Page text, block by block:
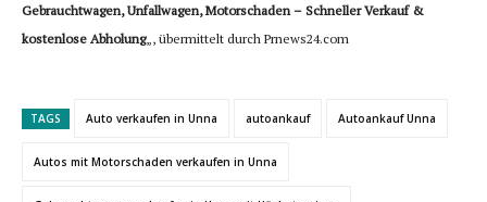
Gebrauchtwagen, Unfallwagen, Motorschaden – Schneller Verkauf &
kostenlose Abholung„, übermittelt durch Prnews24.com
TAGS Auto verkaufen in Unna autoankauf Autoankauf Unna
Autos mit Motorschaden verkaufen in Unna